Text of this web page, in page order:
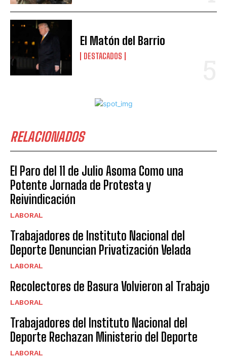
El Matón del Barrio
DESTACADOS
RELACIONADOS
El Paro del 11 de Julio Asoma Como una
Potente Jornada de Protesta y
Reivindicación
LABORAL
Trabajadores de Instituto Nacional del
Deporte Denuncian Privatización Velada
LABORAL
Recolectores de Basura Volvieron al Trabajo
LABORAL
Trabajadores del Instituto Nacional del
Deporte Rechazan Ministerio del Deporte
LABORAL